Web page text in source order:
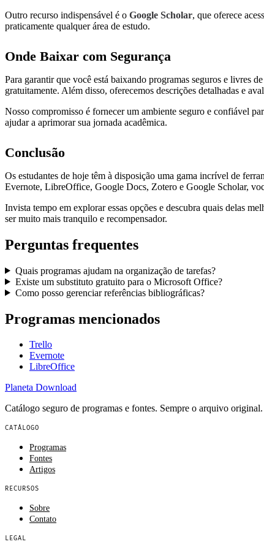
Outro recurso indispensável é o Google Scholar, que oferece
praticamente qualquer área de estudo.
Onde Baixar com Segurança
Para garantir que você está baixando programas seguros e livres
gratuitamente. Além disso, oferecemos descrições detalhadas e
Nosso compromisso é fornecer um ambiente seguro e confiável
ajudar a aprimorar sua jornada acadêmica.
Conclusão
Os estudantes de hoje têm à disposição uma gama incrível de
Evernote, LibreOffice, Google Docs, Zotero e Google Scholar,
Invista tempo em explorar essas opções e descubra quais delas
ser muito mais tranquilo e recompensador.
Perguntas frequentes
Quais programas ajudam na organização de tarefas?
Existe um substituto gratuito para o Microsoft Office?
Como posso gerenciar referências bibliográficas?
Programas mencionados
Trello
Evernote
LibreOffice
Planeta Download
Catálogo seguro de programas e fontes. Sempre o arquivo original.
CATÁLOGO
Programas
Fontes
Artigos
RECURSOS
Sobre
Contato
LEGAL